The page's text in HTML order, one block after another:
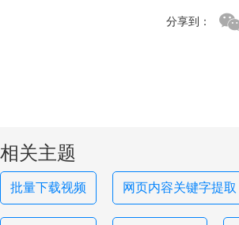
分享到：
相关主题
批量下载视频 网页内容关键字提取